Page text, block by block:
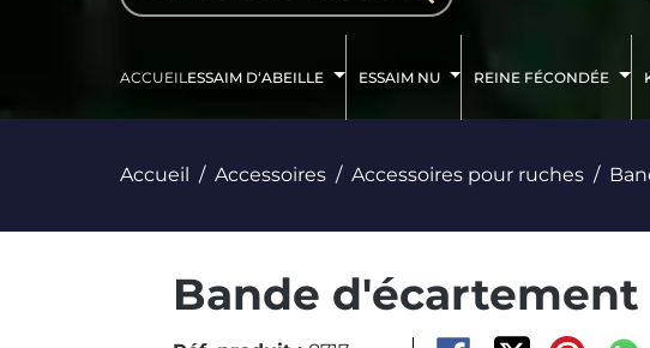
ACCUEILESSAIM D‘ABEILLE ESSAIM NU REINE FÉCONDÉE
Accueil Accessoires Accessoires pour ruches
Bande d'écartement